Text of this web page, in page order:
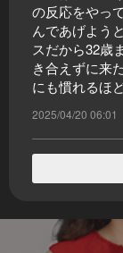
の反応をやっ
んであげよう
スだから32歳
き合えずに来
にも慣れるほど
2025/04/20 06:01